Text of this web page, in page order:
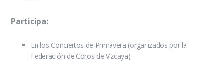
Participa:
En los Conciertos de Primavera (organizados por la
Federación de Coros de Vizcaya).